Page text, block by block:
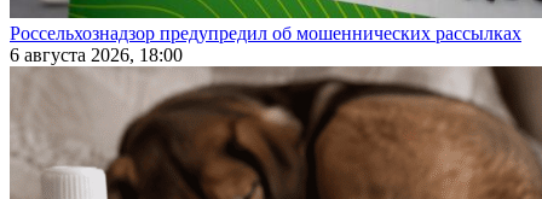
Россельхознадзор предупредил об мошеннических рассылках
6 августа 2026, 18:00